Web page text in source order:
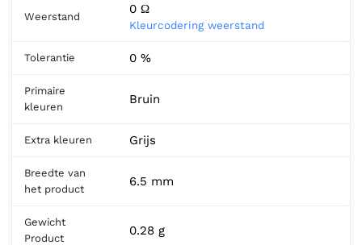
Weerstand
0 Ω
Kleurcodering weerstand
Tolerantie 0 %
Primaire
kleuren
Bruin
Extra kleuren Grijs
Breedte van
het product
6.5 mm
Gewicht
Product
0.28 g